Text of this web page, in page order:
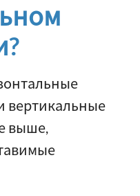
вертикальные
выше,